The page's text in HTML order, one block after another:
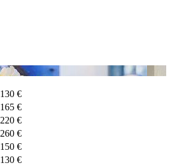
130 €
165 €
220 €
260 €
150 €
130 €